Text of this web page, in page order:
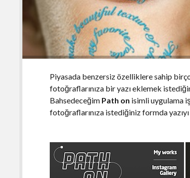
Piyasada benzersiz özelliklere sahip
fotoğraflarınıza bir yazı eklemek
Bahsedeceğim Path on isimli uygulama
fotoğraflarınıza istediğiniz formda